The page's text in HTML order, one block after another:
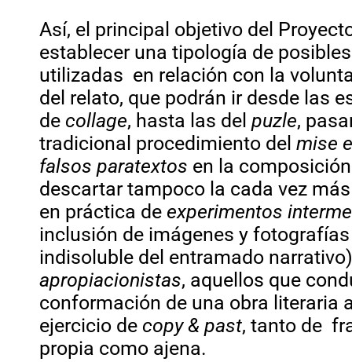
Así, el principal objetivo del
establecer una tipología de
utilizadas en relación con la
del relato, que podrán ir desde las
de collage, hasta las del puzle,
tradicional procedimiento del mise
falsos paratextos en la
descartar tampoco la cada vez
en práctica de experimentos
inclusión de imágenes y
indisoluble del entramado
apropiacionistas, aquellos que
conformación de una obra literaria
ejercicio de copy & past, tanto de
propia como ajena.